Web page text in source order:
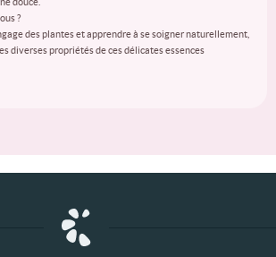
?
des plantes et apprendre à se soigner naturellement,
diverses propriétés de ces délicates essences